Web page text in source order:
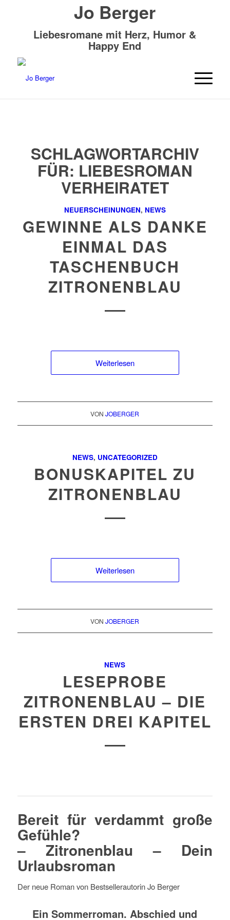
Jo Berger
Liebesromane mit Herz, Humor &
Happy End
SCHLAGWORTARCHIV
FÜR: LIEBESROMAN
VERHEIRATET
NEUERSCHEINUNGEN, NEWS
GEWINNE ALS DANKE
EINMAL DAS
TASCHENBUCH
ZITRONENBLAU
Weiterlesen
VONJOBERGER
NEWS, UNCATEGORIZED
BONUSKAPITEL ZU
ZITRONENBLAU
Weiterlesen
VONJOBERGER
NEWS
LESEPROBE
ZITRONENBLAU – DIE
ERSTEN DREI KAPITEL
Bereit für verdammt große
Gefühle?
– Zitronenblau – Dein
Urlaubsroman
Der neue Roman von Bestsellerautorin Jo Berger
Ein Sommerroman. Abschied und